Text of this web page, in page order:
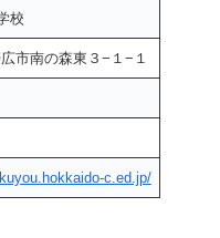
校
市南の森東３−１−１
c.ed.jp/